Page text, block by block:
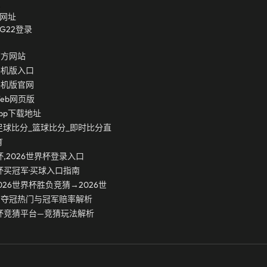
址
登录
网站
版入口
版官网
网页版
下载地址
比分_篮球比分_即时比分直
,2026世界杯登录入口
冠军·买球入口指南
世界杯胜负竞猜→2026世
冠热门与冠军赔率解析
竞猜平台—竞猜玩法解析